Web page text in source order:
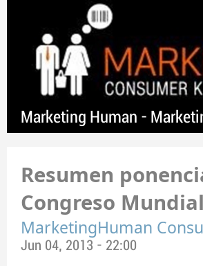
Marketing Human -
Resumen
Congreso
MarketingHuman
Jun 04, 2013 - 22:00